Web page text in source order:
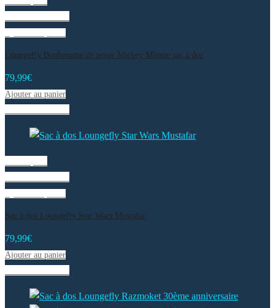
Loungefly Bonhomme de neige Mickey Minnie sac à dos
79,99€
Ajouter au panier
Sac à dos Loungefly Star Wars Mustafar
79,99€
Ajouter au panier